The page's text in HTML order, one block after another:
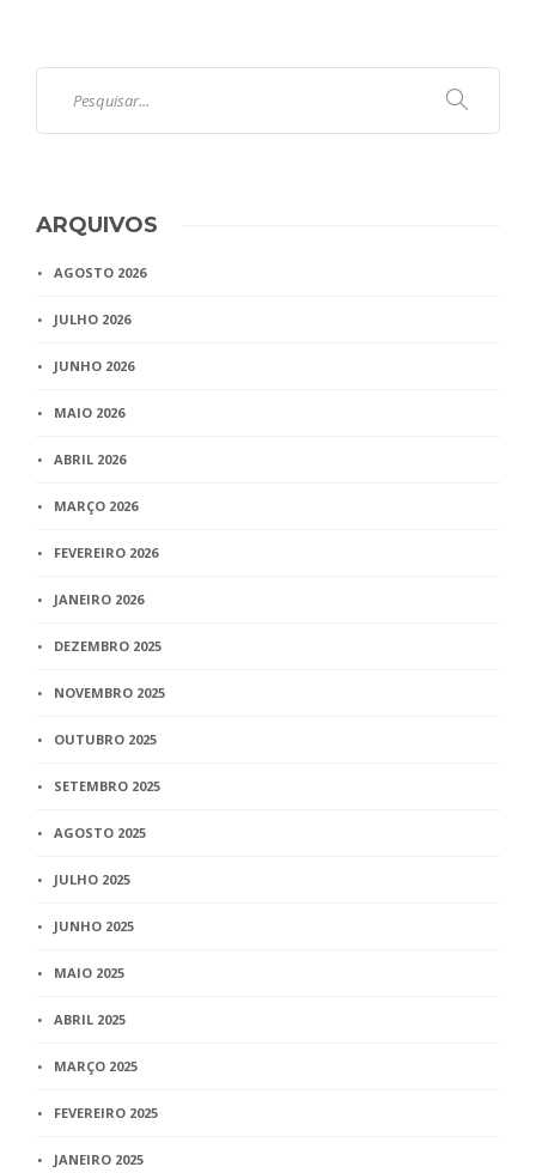
ARQUIVOS
AGOSTO 2026
JULHO 2026
JUNHO 2026
MAIO 2026
ABRIL 2026
MARÇO 2026
FEVEREIRO 2026
JANEIRO 2026
DEZEMBRO 2025
NOVEMBRO 2025
OUTUBRO 2025
SETEMBRO 2025
AGOSTO 2025
JULHO 2025
JUNHO 2025
MAIO 2025
ABRIL 2025
MARÇO 2025
FEVEREIRO 2025
JANEIRO 2025